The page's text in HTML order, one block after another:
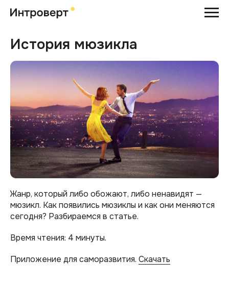
История мюзикла
Жанр, который либо обожают, либо ненавидят —
мюзикл. Как появились мюзиклы и как они меняются
сегодня? Разбираемся в статье.
Время чтения: 4 минуты.
Приложение для саморазвития. Скачать